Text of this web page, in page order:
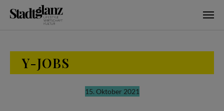
Y-JOBS
15. Oktober 2021